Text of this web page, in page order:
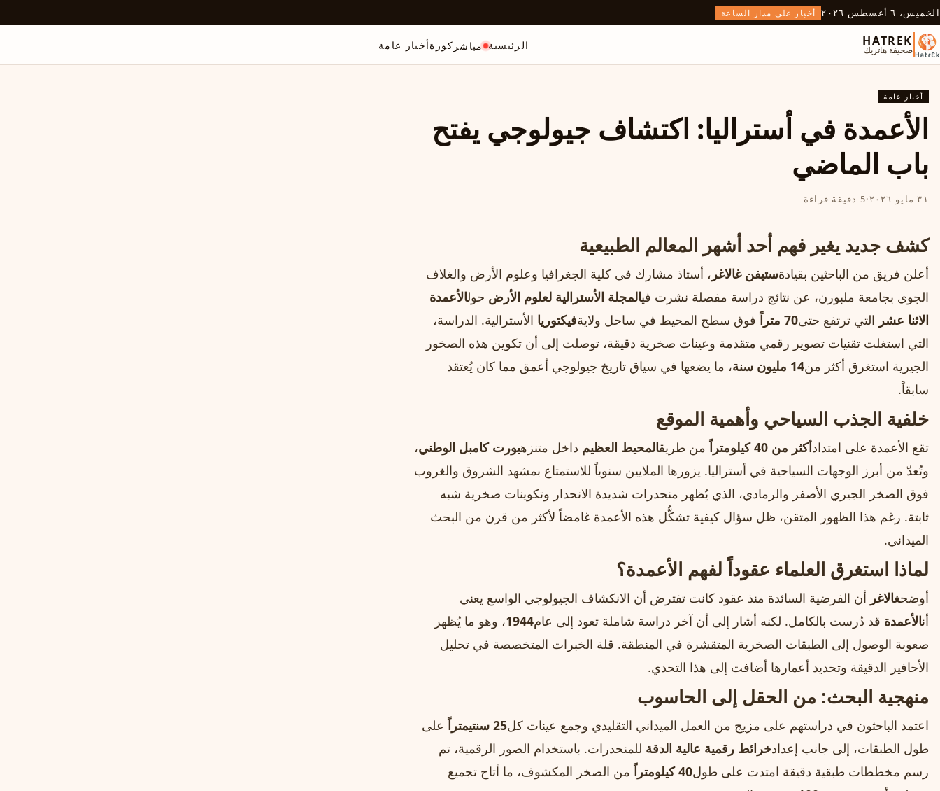
الخميس، ٦ أغسطس ٢٠٢٦ أخبار على مدار الساعة
HATREK
صحيفة هاتريك الرئيسية مباشر كورةأخبار عامة
أخبار عامة
الأعمدة في أستراليا: اكتشاف جيولوجي يفتح
باب الماضي
٣١ مايو ٢٠٢٦ ·5 دقيقة قراءة
كشف جديد يغير فهم أحد أشهر المعالم الطبيعية
أعلن فريق من الباحثين بقيادةستيفن غالاغر ، أستاذ مشارك في كلية الجغرافيا وعلوم الأرض والغلاف
الجوي بجامعة ملبورن، عن نتائج دراسة مفصلة نشرت فيالمجلة الأسترالية لعلوم الأرض حولالأعمدة
الاثنا عشر التي ترتفع حتى70 متراً فوق سطح المحيط في ساحل ولايةفيكتوريا الأسترالية. الدراسة،
التي استغلت تقنيات تصوير رقمي متقدمة وعينات صخرية دقيقة، توصلت إلى أن تكوين هذه الصخور
الجيرية استغرق أكثر من14 مليون سنة
، ما يضعها في سياق تاريخ جيولوجي أعمق مما كان يُعتقد
سابقاً.
خلفية الجذب السياحي وأهمية الموقع
تقع الأعمدة على امتدادأكثر من 40 كيلومتراً من طريقالمحيط العظيم داخل متنزهبورت كامبل الوطني،
وتُعدّ من أبرز الوجهات السياحية في أستراليا. يزورها الملايين سنوياً للاستمتاع بمشهد الشروق والغروب
فوق الصخر الجيري الأصفر والرمادي، الذي يُظهر منحدرات شديدة الانحدار وتكوينات صخرية شبه
ثابتة. رغم هذا الظهور المتقن، ظل سؤال كيفية تشكُّل هذه الأعمدة غامضاً لأكثر من قرن من البحث
الميداني.
لماذا استغرق العلماء عقوداً لفهم الأعمدة؟
أوضحغالاغر أن الفرضية السائدة منذ عقود كانت تفترض أن الانكشاف الجيولوجي الواسع يعني
أنالأعمدة قد دُرست بالكامل. لكنه أشار إلى أن آخر دراسة شاملة تعود إلى عام1944، وهو ما يُظهر
صعوبة الوصول إلى الطبقات الصخرية المتقشرة في المنطقة. قلة الخبرات المتخصصة في تحليل
الأحافير الدقيقة وتحديد أعمارها أضافت إلى هذا التحدي.
منهجية البحث: من الحقل إلى الحاسوب
اعتمد الباحثون في دراستهم على مزيج من العمل الميداني التقليدي وجمع عينات كل25 سنتيمتراً
على
طول الطبقات، إلى جانب إعدادخرائط رقمية عالية الدقة للمنحدرات. باستخدام الصور الرقمية، تم
رسم مخططات طبقية دقيقة امتدت على طول40 كيلومتراً
من الصخر المكشوف، ما أتاح تجميع